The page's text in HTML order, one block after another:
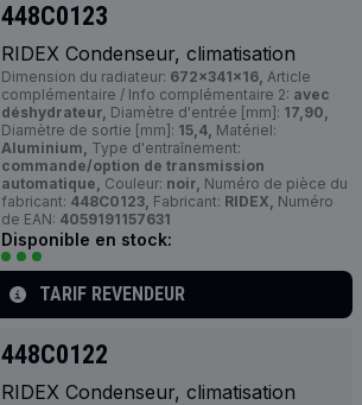
448C0123
RIDEX Condenseur, climatisation
Dimension du radiateur: 672x341x16, Article
complémentaire / Info complémentaire 2: avec
déshydrateur, Diamètre d'entrée [mm]: 17,90,
Diamètre de sortie [mm]: 15,4, Matériel:
Aluminium, Type d'entraînement:
commande/option de transmission
automatique, Couleur: noir, Numéro de pièce du
fabricant: 448C0123, Fabricant: RIDEX, Numéro
de EAN: 4059191157631
Disponible en stock:
TARIF REVENDEUR
448C0122
RIDEX Condenseur, climatisation